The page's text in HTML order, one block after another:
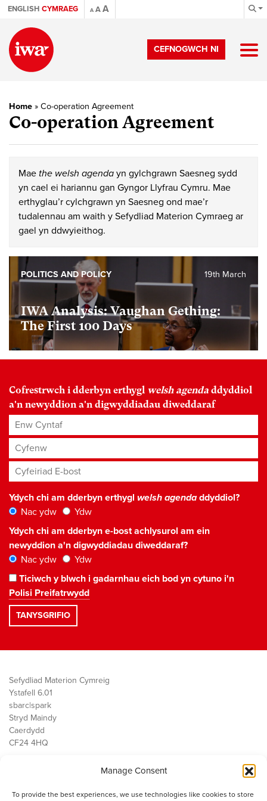
Manage Consent
To provide the best experiences, we use technologies like cookies to store
ENGLISH CYMRAEG A AA
CEFNOGWCH NI
Home » Co-operation Agreement
Co-operation Agreement
Mae the welsh agenda yn gylchgrawn Saesneg sydd
yn cael ei hariannu gan Gyngor Llyfrau Cymru. Mae
erthyglau’r cylchgrawn yn Saesneg ond mae’r
tudalennau am waith y Sefydliad Materion Cymraeg ar
gael yn ddwyieithog.
IWA Analysis: Vaughan Gething:
The First 100 Days
19th March
POLITICS AND POLICY
Cofrestrwch i dderbyn erthygl welsh agenda ddyddiol
a'n newyddion a'n digwyddiadau diweddaraf
Enw Cyntaf
Cyfenw
Cyfeiriad E-bost*
Ydych chi am dderbyn erthygl welsh agendaddyddiol?
Nac ydw
Ydw
Ydych chi am dderbyn e-bost achlysurol am ein
newyddion a'n digwyddiadau diweddaraf?
Nac ydw
Ydw
Ticiwch y blwch i gadarnhau eich bod yn cytuno i'n
Polisi Preifatrwydd
Sefydliad Materion Cymreig
Ystafell 6.01
sbarc|spark
Stryd Maindy
Caerdydd
CF24 4HQ
Public Services